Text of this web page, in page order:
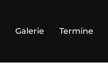
Galerie Termine